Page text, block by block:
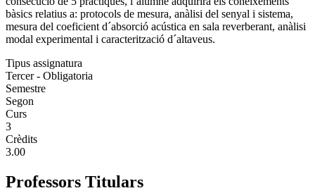
bàsics relatius a: protocols de mesura, anàlisi del senyal i sistema,
mesura del coeficient d´absorció acústica en sala reverberant, anàlisi
modal experimental i caracterització d´altaveus.
Tipus assignatura
Tercer - Obligatoria
Semestre
Segon
Curs
3
Crèdits
3.00
Professors Titulars